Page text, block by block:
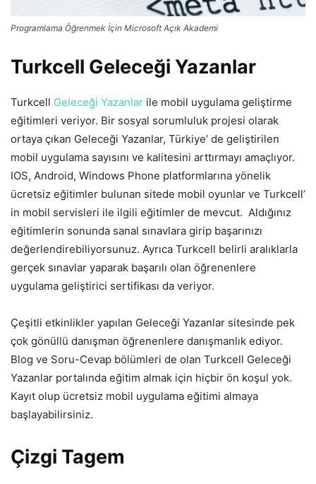
Programlama Öğrenmek İçin Microsoft Açık Akademi
Turkcell Geleceği Yazanlar
Turkcell Geleceği Yazanlar ile mobil uygulama geliştirme
eğitimleri veriyor. Bir sosyal sorumluluk projesi olarak
ortaya çıkan Geleceği Yazanlar, Türkiye’ de geliştirilen
mobil uygulama sayısını ve kalitesini arttırmayı amaçlıyor.
IOS, Android, Windows Phone platformlarına yönelik
ücretsiz eğitimler bulunan sitede mobil oyunlar ve Turkcell’
in mobil servisleri ile ilgili eğitimler de mevcut. Aldığınız
eğitimlerin sonunda sanal sınavlara girip başarınızı
değerlendirebiliyorsunuz. Ayrıca Turkcell belirli aralıklarla
gerçek sınavlar yaparak başarılı olan öğrenenlere
uygulama geliştirici sertifikası da veriyor.
Çeşitli etkinlikler yapılan Geleceği Yazanlar sitesinde pek
çok gönüllü danışman öğrenenlere danışmanlık ediyor.
Blog ve Soru-Cevap bölümleri de olan Turkcell Geleceği
Yazanlar portalında eğitim almak için hiçbir ön koşul yok.
Kayıt olup ücretsiz mobil uygulama eğitimi almaya
başlayabilirsiniz.
Çizgi Tagem